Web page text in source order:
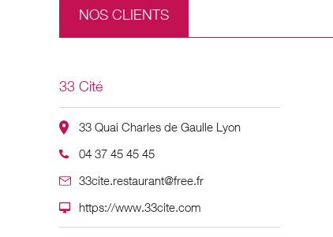
NOS CLIENTS
33 Cité
33 Quai Charles de Gaulle Lyon
04 37 45 45 45
33cite.restaurant@free.fr
https://www.33cite.com